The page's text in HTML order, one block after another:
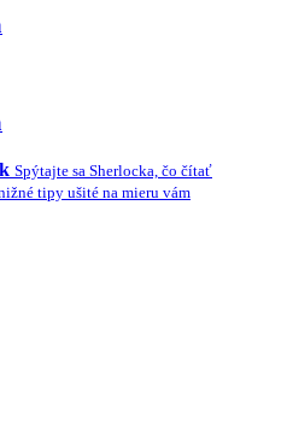
Spýtajte sa Sherlocka, čo čítať
tipy ušité na mieru vám